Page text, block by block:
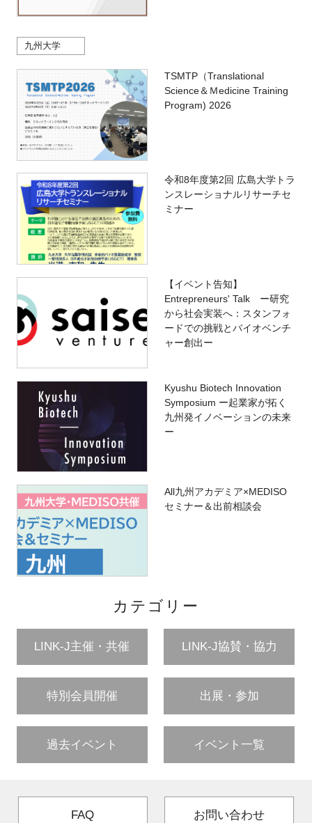
九州大学
TSMTP（Translational
Science＆Ｍedicine Training
Program) 2026
令和8年度第2回 広島大学トラ
ンスレーショナルリサーチセ
ミナー
【イベント告知】
Entrepreneurs' Talk ー研究
から社会実装へ：スタンフォ
ードでの挑戦とバイオベンチ
ャー創出ー
Kyushu Biotech Innovation
Symposium ー起業家が拓く
九州発イノベーションの未来
ー
All九州アカデミア×MEDISO
セミナー＆出前相談会
カテゴリー
LINK-J主催・共催 LINK-J協賛・協力
特別会員開催 出展・参加
過去イベント イベント一覧
FAQ お問い合わせ